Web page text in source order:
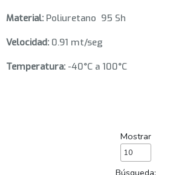
Material: Poliuretano 95 Sh
Velocidad: 0.91 mt/seg
Temperatura: -40°C a 100°C
Mostrar